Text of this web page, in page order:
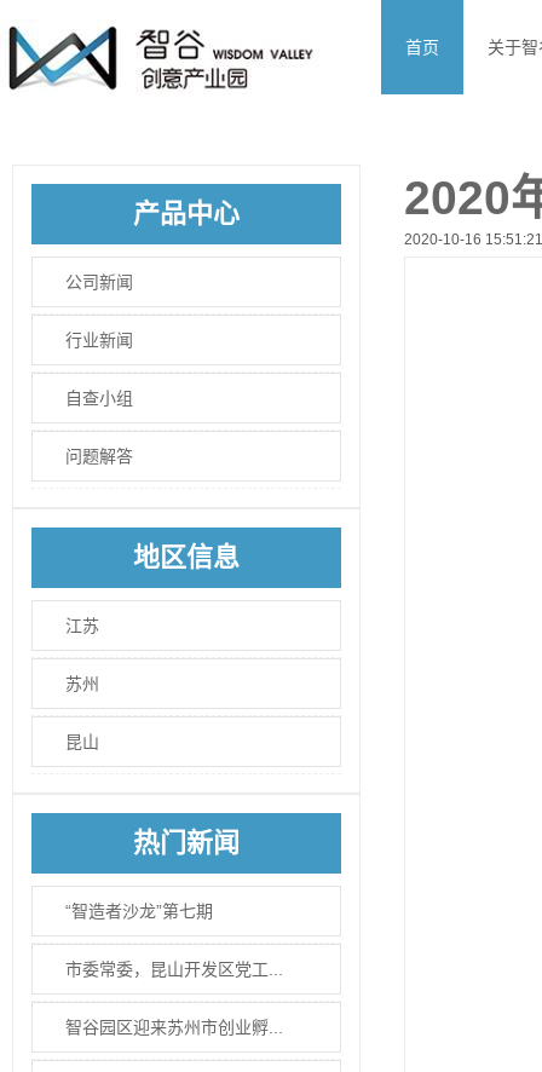
首页 关于智
产品中心
公司新闻
行业新闻
自查小组
问题解答
地区信息
江苏
苏州
昆山
热门新闻
“智造者沙龙”第七期
市委常委，昆山开发区党工...
智谷园区迎来苏州市创业孵...
2020
2020-10-16 15:51:21